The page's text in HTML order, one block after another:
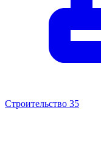
Строительство 35